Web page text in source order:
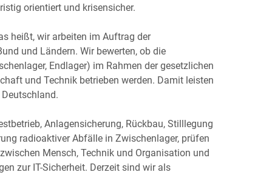
orientiert und krisensicher.
heißt, wir arbeiten im Auftrag der
und Ländern. Wir bewerten, ob die
Endlager) im Rahmen der gesetzlichen
und Technik betrieben werden. Damit leisten
Anlagensicherung, Rückbau, Stilllegung
radioaktiver Abfälle in Zwischenlager, prüfen
Mensch, Technik und Organisation und
zur IT-Sicherheit. Derzeit sind wir als